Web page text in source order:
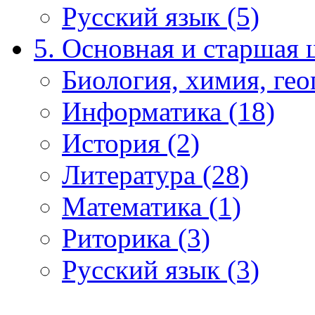
Русский язык (5)
5. Основная и старшая
Биология, химия,
Информатика (18)
История (2)
Литература (28)
Математика (1)
Риторика (3)
Русский язык (3)